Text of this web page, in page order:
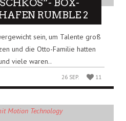
BOX-
RUMBLE 2
sein, um Talente groß
und die Otto-Familie hatten
viele waren..
26 SEP. 11